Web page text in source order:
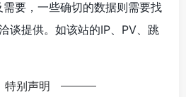
要，一些确切的数据则需要找
谈提供。如该站的IP、PV、跳
特别声明